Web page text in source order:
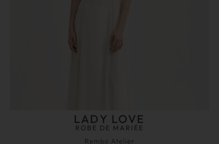
LADY LOVE
ROBE DE MARIÉE
Rembo Atelier